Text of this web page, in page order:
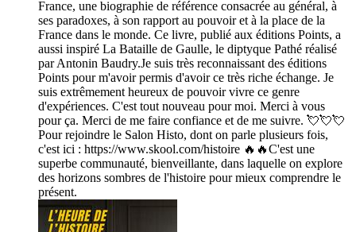
France, une biographie de référence consacrée au général, à
ses paradoxes, à son rapport au pouvoir et à la place de la
France dans le monde. Ce livre, publié aux éditions Points, a
aussi inspiré La Bataille de Gaulle, le diptyque Pathé réalisé
par Antonin Baudry.Je suis très reconnaissant des éditions
Points pour m'avoir permis d'avoir ce très riche échange. Je
suis extrêmement heureux de pouvoir vivre ce genre
d'expériences. C'est tout nouveau pour moi. Merci à vous
pour ça. Merci de me faire confiance et de me suivre. 💘💘💘
Pour rejoindre le Salon Histo, dont on parle plusieurs fois,
c'est ici : https://www.skool.com/histoire 🔥🔥C'est une
superbe communauté, bienveillante, dans laquelle on explore
des horizons sombres de l'histoire pour mieux comprendre le
présent.